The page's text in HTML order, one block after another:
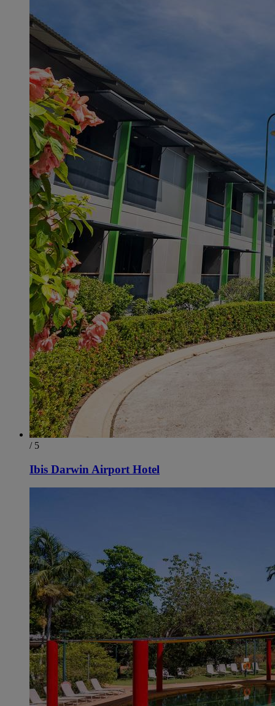
/ 5
Ibis Darwin Airport Hotel